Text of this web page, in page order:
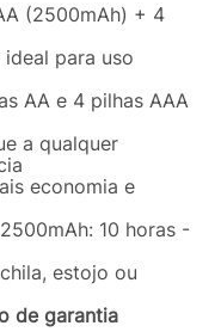
(2500mAh) + 4
ideal para uso
AA e 4 pilhas AAA
a qualquer
economia e
10 horas -
estojo ou
de garantia